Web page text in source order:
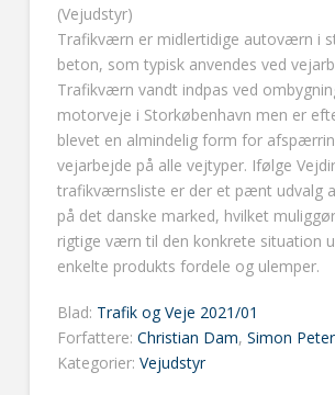
(Vejudstyr)
Trafikværn er midlertidige autoværn i
beton, som typisk anvendes ved
Trafikværn vandt indpas ved
motorveje i Storkøbenhavn men er
blevet en almindelig form for
vejarbejde på alle vejtyper. Ifølge
trafikværnsliste er der et pænt udvalg
på det danske marked, hvilket
rigtige værn til den konkrete situation
enkelte produkts fordele og ulemper.
Blad: Trafik og Veje 2021/01
Forfattere: Christian Dam, Simon
Kategorier: Vejudstyr